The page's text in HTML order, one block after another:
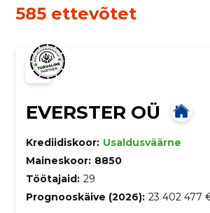
585 ettevõtet
EVERSTER OÜ
Krediidiskoor: Usaldusväärne
Maineskoor: 8850
Töötajaid: 29
Prognooskäive (2026): 23 402 477